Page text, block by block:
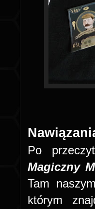
Po
Magiczny
Tam
którym